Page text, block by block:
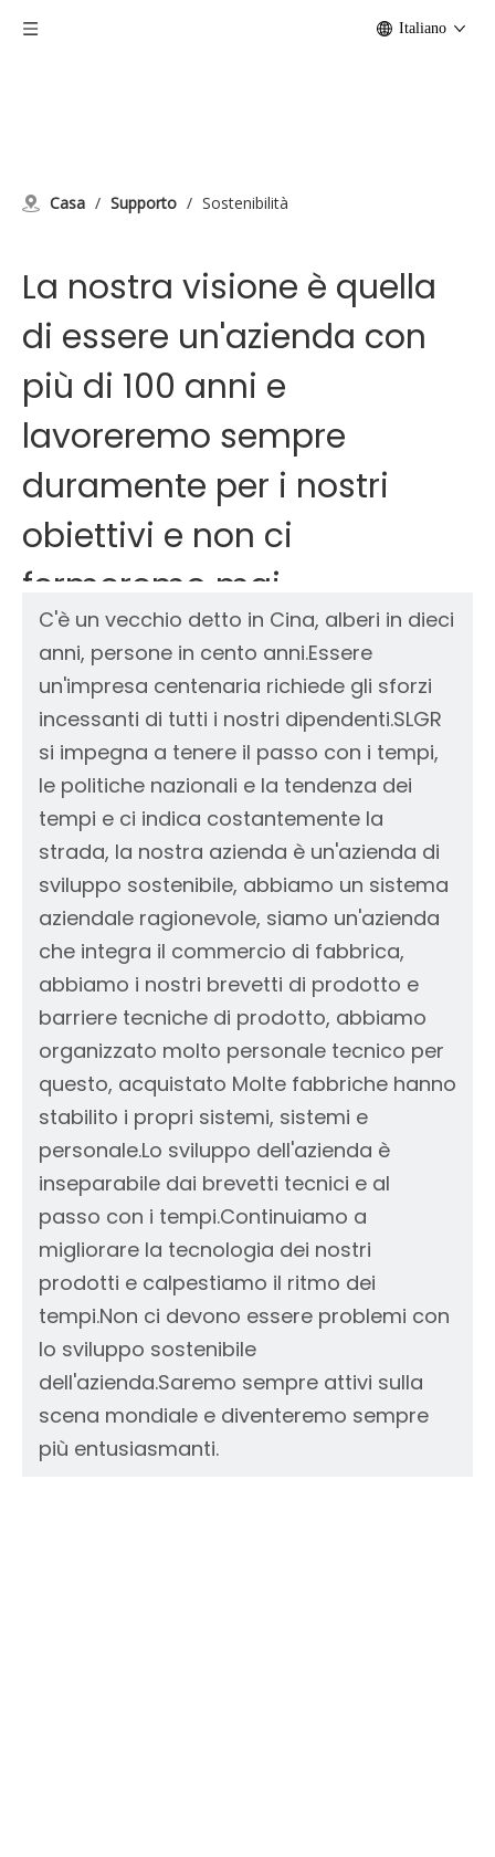
Italiano
Casa / Supporto / Sostenibilità
La nostra visione è quella
di essere un'azienda con
più di 100 anni e
lavoreremo sempre
duramente per i nostri
obiettivi e non ci
fermeremo mai.
C'è un vecchio detto in Cina, alberi in dieci
anni, persone in cento anni.Essere
un'impresa centenaria richiede gli sforzi
incessanti di tutti i nostri dipendenti.SLGR
si impegna a tenere il passo con i tempi,
le politiche nazionali e la tendenza dei
tempi e ci indica costantemente la
strada, la nostra azienda è un'azienda di
sviluppo sostenibile, abbiamo un sistema
aziendale ragionevole, siamo un'azienda
che integra il commercio di fabbrica,
abbiamo i nostri brevetti di prodotto e
barriere tecniche di prodotto, abbiamo
organizzato molto personale tecnico per
questo, acquistato Molte fabbriche hanno
stabilito i propri sistemi, sistemi e
personale.Lo sviluppo dell'azienda è
inseparabile dai brevetti tecnici e al
passo con i tempi.Continuiamo a
migliorare la tecnologia dei nostri
prodotti e calpestiamo il ritmo dei
tempi.Non ci devono essere problemi con
lo sviluppo sostenibile
dell'azienda.Saremo sempre attivi sulla
scena mondiale e diventeremo sempre
più entusiasmanti.